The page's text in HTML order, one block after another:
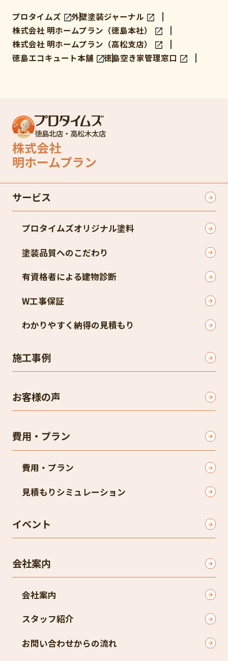
プロタイムズ
外壁塗装ジャーナル
株式会社 明ホームプラン（徳島本社）
株式会社 明ホームプラン（高松支店）
徳島エコキュート本舗
徳島空き家管理窓口
徳島北店・高松木太店
株式会社
明ホームプラン
サービス
プロタイムズオリジナル塗料
塗装品質へのこだわり
有資格者による建物診断
W工事保証
わかりやすく納得の見積もり
施工事例
お客様の声
費用・プラン
費用・プラン
見積もりシミュレーション
イベント
会社案内
会社案内
スタッフ紹介
お問い合わせからの流れ